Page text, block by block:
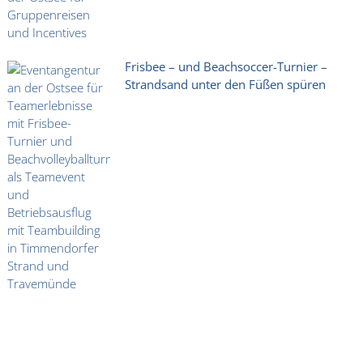
Frisbee – und Beachsoccer-Turnier –
Strandsand unter den Füßen spüren